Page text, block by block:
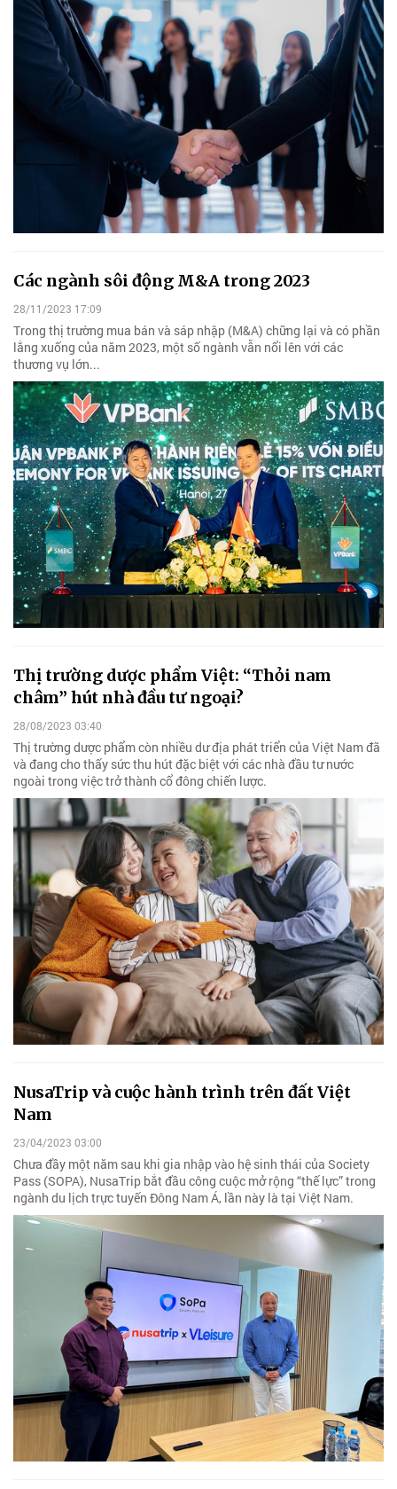
Các ngành sôi động M&A trong 2023
28/11/2023 17:09
Trong thị trường mua bán và sáp nhập (M&A) chững lại và có phần
lắng xuống của năm 2023, một số ngành vẫn nổi lên với các
thương vụ lớn...
Thị trường dược phẩm Việt: “Thỏi nam
châm” hút nhà đầu tư ngoại?
28/08/2023 03:40
Thị trường dược phẩm còn nhiều dư địa phát triển của Việt Nam đã
và đang cho thấy sức thu hút đặc biệt với các nhà đầu tư nước
ngoài trong việc trở thành cổ đông chiến lược.
NusaTrip và cuộc hành trình trên đất Việt
Nam
23/04/2023 03:00
Chưa đầy một năm sau khi gia nhập vào hệ sinh thái của Society
Pass (SOPA), NusaTrip bắt đầu công cuộc mở rộng “thế lực” trong
ngành du lịch trực tuyến Đông Nam Á, lần này là tại Việt Nam.